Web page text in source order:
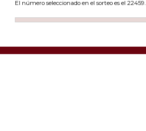
El número seleccionado en el sorteo es el 22459.